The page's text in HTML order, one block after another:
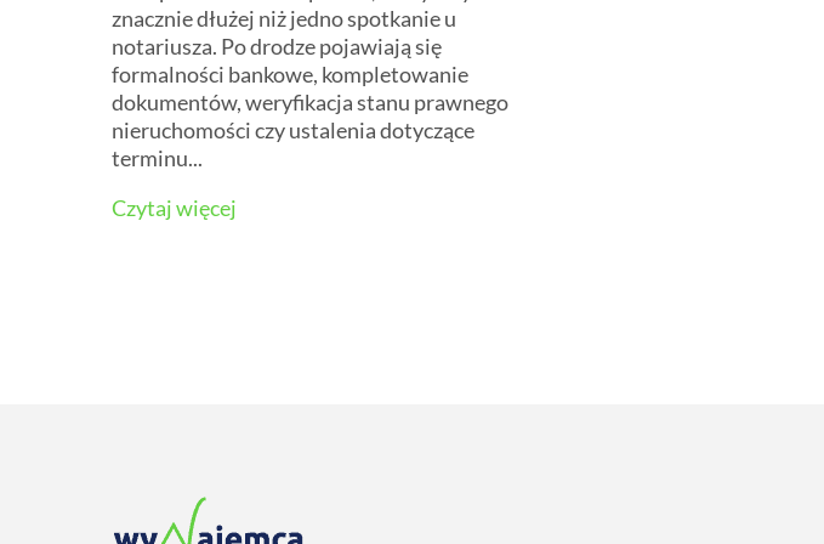
znacznie dłużej niż jedno spotkanie u
notariusza. Po drodze pojawiają się
formalności bankowe, kompletowanie
dokumentów, weryfikacja stanu prawnego
nieruchomości czy ustalenia dotyczące
terminu...
Czytaj więcej